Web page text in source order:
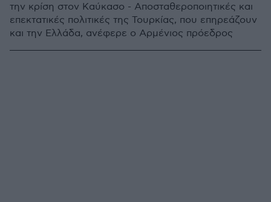
την κρίση στον Καύκασο - Αποσταθεροποιητικές και
επεκτατικές πολιτικές της Τουρκίας, που επηρεάζουν
και την Ελλάδα, ανέφερε ο Αρμένιος πρόεδρος